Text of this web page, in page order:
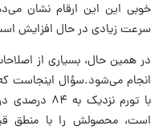
خوبی این این ارقام نشان
سرعت زیادی در حال افزایش
در همین حال، بسیاری از
انجام می‌شود.سؤال اینجاست
با تورم
است، محصولش را با منطق